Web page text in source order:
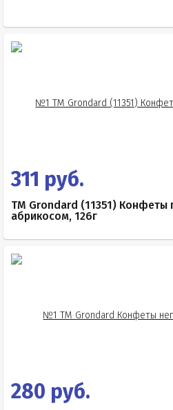
311 руб.
TM Grondard (11351) Конфеты
абрикосом, 126г
280 руб.